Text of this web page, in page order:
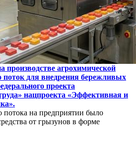
производстве агрохимической
поток для внедрения бережливых
проекта
нацпроекта «Эффективная и
на предприятии было
от грызунов в форме